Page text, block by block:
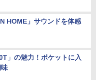
HOME」サウンドを体感
」の魅力！ポケットに入